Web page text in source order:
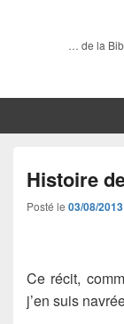
… de la
Histoire
Posté le 03/08/2013
Ce récit,
j’en suis